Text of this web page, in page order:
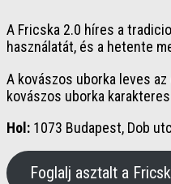
A Fricska 2.0 híres a
használatát, és a hetente
A kovászos uborka leves
kovászos uborka
Hol: 1073 Budapest, Dob
Foglalj asztalt a